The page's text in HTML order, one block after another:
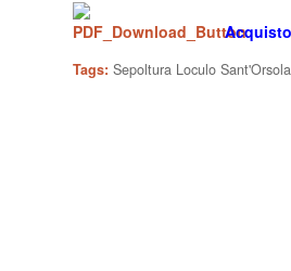
Tags: Sepoltura Loculo Sant'Orsola